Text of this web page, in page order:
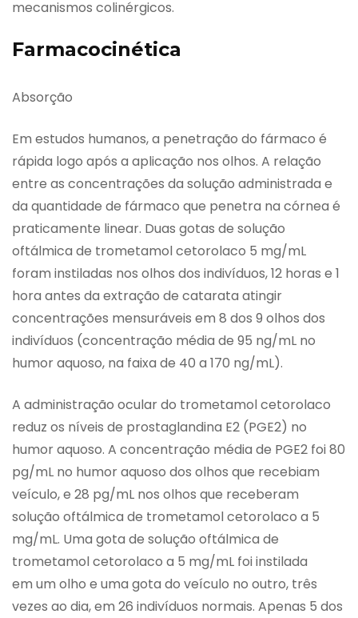
mecanismos colinérgicos.
Farmacocinética
Absorção
Em estudos humanos, a penetração do fármaco é
rápida logo após a aplicação nos olhos. A relação
entre as concentrações da solução administrada e
da quantidade de fármaco que penetra na córnea é
praticamente linear. Duas gotas de solução
oftálmica de trometamol cetorolaco 5 mg/mL
foram instiladas nos olhos dos indivíduos, 12 horas e 1
hora antes da extração de catarata atingir
concentrações mensuráveis em 8 dos 9 olhos dos
indivíduos (concentração média de 95 ng/mL no
humor aquoso, na faixa de 40 a 170 ng/mL).
A administração ocular do trometamol cetorolaco
reduz os níveis de prostaglandina E2 (PGE2) no
humor aquoso. A concentração média de PGE2 foi 80
pg/mL no humor aquoso dos olhos que recebiam
veículo, e 28 pg/mL nos olhos que receberam
solução oftálmica de trometamol cetorolaco a 5
mg/mL. Uma gota de solução oftálmica de
trometamol cetorolaco a 5 mg/mL foi instilada
em um olho e uma gota do veículo no outro, três
vezes ao dia, em 26 indivíduos normais. Apenas 5 dos